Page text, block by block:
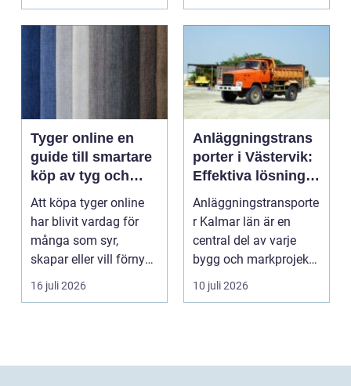
Tyger online en
guide till smartare
köp av tyg och
hemtextil
Att köpa tyger online
har blivit vardag för
många som syr,
skapar eller vill förnya
hemmet utan att ...
16 juli 2026
Anläggningstrans
porter i Västervik:
Effektiva lösningar
för bygg och
markarbete
Anläggningstransporte
r Kalmar län är en
central del av varje
bygg och markprojekt i
o...
10 juli 2026